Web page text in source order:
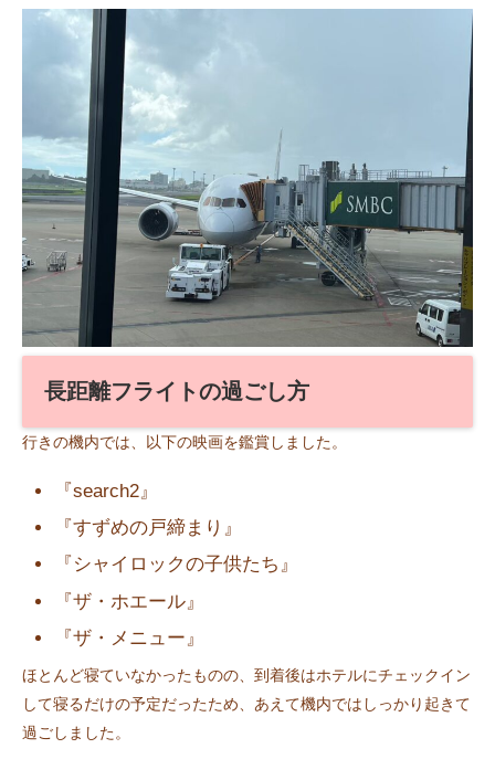
長距離フライトの過ごし方
行きの機内では、以下の映画を鑑賞しました。
『search2』
『すずめの戸締まり』
『シャイロックの子供たち』
『ザ・ホエール』
『ザ・メニュー』
ほとんど寝ていなかったものの、到着後はホテルにチェックイン
して寝るだけの予定だったため、あえて機内ではしっかり起きて
過ごしました。